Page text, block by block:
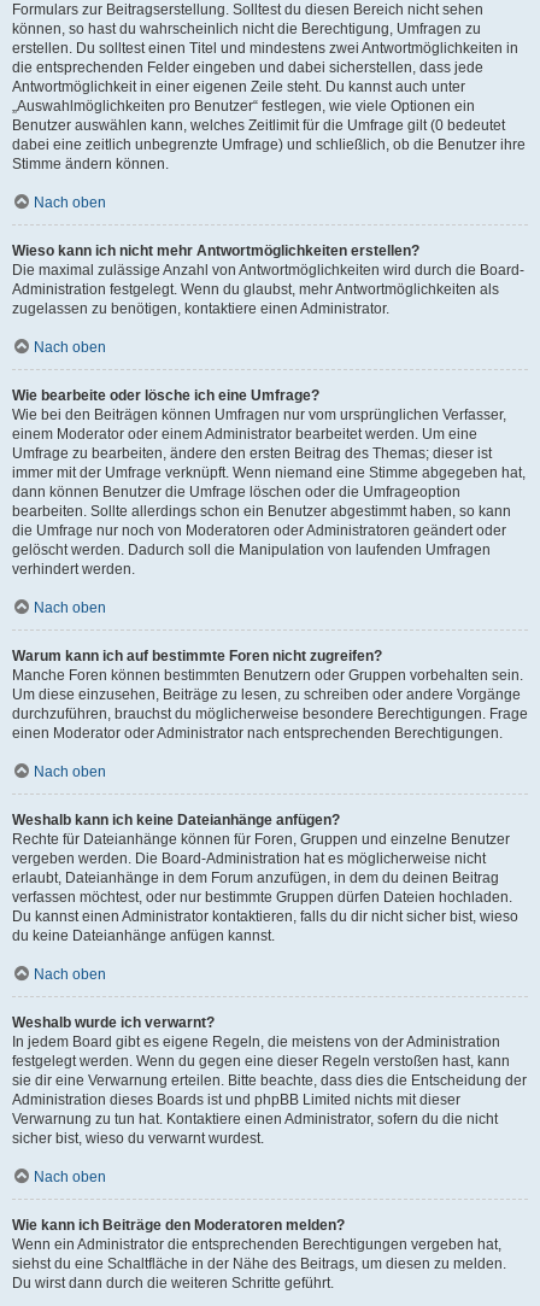
Formulars zur Beitragserstellung. Solltest du diesen Bereich nicht sehen
können, so hast du wahrscheinlich nicht die Berechtigung, Umfragen zu
erstellen. Du solltest einen Titel und mindestens zwei Antwortmöglichkeiten in
die entsprechenden Felder eingeben und dabei sicherstellen, dass jede
Antwortmöglichkeit in einer eigenen Zeile steht. Du kannst auch unter
„Auswahlmöglichkeiten pro Benutzer“ festlegen, wie viele Optionen ein
Benutzer auswählen kann, welches Zeitlimit für die Umfrage gilt (0 bedeutet
dabei eine zeitlich unbegrenzte Umfrage) und schließlich, ob die Benutzer ihre
Stimme ändern können.
Nach oben
Wieso kann ich nicht mehr Antwortmöglichkeiten erstellen?
Die maximal zulässige Anzahl von Antwortmöglichkeiten wird durch die Board-
Administration festgelegt. Wenn du glaubst, mehr Antwortmöglichkeiten als
zugelassen zu benötigen, kontaktiere einen Administrator.
Nach oben
Wie bearbeite oder lösche ich eine Umfrage?
Wie bei den Beiträgen können Umfragen nur vom ursprünglichen Verfasser,
einem Moderator oder einem Administrator bearbeitet werden. Um eine
Umfrage zu bearbeiten, ändere den ersten Beitrag des Themas; dieser ist
immer mit der Umfrage verknüpft. Wenn niemand eine Stimme abgegeben hat,
dann können Benutzer die Umfrage löschen oder die Umfrageoption
bearbeiten. Sollte allerdings schon ein Benutzer abgestimmt haben, so kann
die Umfrage nur noch von Moderatoren oder Administratoren geändert oder
gelöscht werden. Dadurch soll die Manipulation von laufenden Umfragen
verhindert werden.
Nach oben
Warum kann ich auf bestimmte Foren nicht zugreifen?
Manche Foren können bestimmten Benutzern oder Gruppen vorbehalten sein.
Um diese einzusehen, Beiträge zu lesen, zu schreiben oder andere Vorgänge
durchzuführen, brauchst du möglicherweise besondere Berechtigungen. Frage
einen Moderator oder Administrator nach entsprechenden Berechtigungen.
Nach oben
Weshalb kann ich keine Dateianhänge anfügen?
Rechte für Dateianhänge können für Foren, Gruppen und einzelne Benutzer
vergeben werden. Die Board-Administration hat es möglicherweise nicht
erlaubt, Dateianhänge in dem Forum anzufügen, in dem du deinen Beitrag
verfassen möchtest, oder nur bestimmte Gruppen dürfen Dateien hochladen.
Du kannst einen Administrator kontaktieren, falls du dir nicht sicher bist, wieso
du keine Dateianhänge anfügen kannst.
Nach oben
Weshalb wurde ich verwarnt?
In jedem Board gibt es eigene Regeln, die meistens von der Administration
festgelegt werden. Wenn du gegen eine dieser Regeln verstoßen hast, kann
sie dir eine Verwarnung erteilen. Bitte beachte, dass dies die Entscheidung der
Administration dieses Boards ist und phpBB Limited nichts mit dieser
Verwarnung zu tun hat. Kontaktiere einen Administrator, sofern du die nicht
sicher bist, wieso du verwarnt wurdest.
Nach oben
Wie kann ich Beiträge den Moderatoren melden?
Wenn ein Administrator die entsprechenden Berechtigungen vergeben hat,
siehst du eine Schaltfläche in der Nähe des Beitrags, um diesen zu melden.
Du wirst dann durch die weiteren Schritte geführt.